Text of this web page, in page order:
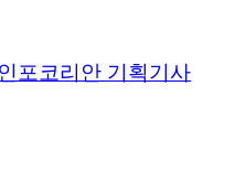
포코리안 기획기사